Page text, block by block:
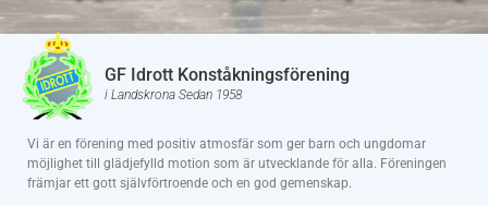
GF Idrott Konståkningsförening
i Landskrona Sedan 1958
Vi är en förening med positiv atmosfär som ger barn och ungdomar
möjlighet till glädjefylld motion som är utvecklande för alla. Föreningen
främjar ett gott självförtroende och en god gemenskap.